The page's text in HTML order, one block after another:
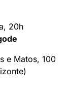
20h
e Matos, 100